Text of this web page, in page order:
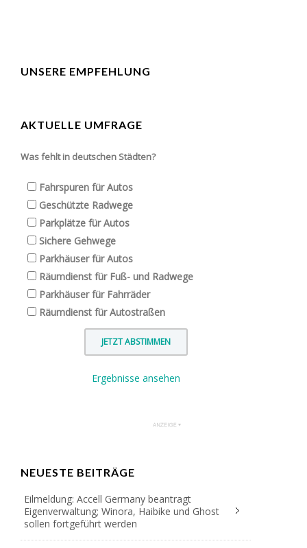
UNSERE EMPFEHLUNG
AKTUELLE UMFRAGE
Was fehlt in deutschen Städten?
Fahrspuren für Autos
Geschützte Radwege
Parkplätze für Autos
Sichere Gehwege
Parkhäuser für Autos
Räumdienst für Fuß- und Radwege
Parkhäuser für Fahrräder
Räumdienst für Autostraßen
Ergebnisse ansehen
NEUESTE BEITRÄGE
Eilmeldung: Accell Germany beantragt
Eigenverwaltung; Winora, Haibike und Ghost
sollen fortgeführt werden